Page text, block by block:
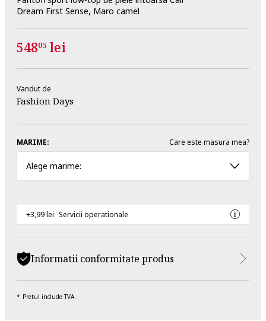
Dream First Sense, Maro camel
54805 lei
Vandut de
Fashion Days
MARIME: Care este masura mea?
Alege marime:
+3,99 lei Servicii operationale
Informatii conformitate produs
Pretul include TVA.